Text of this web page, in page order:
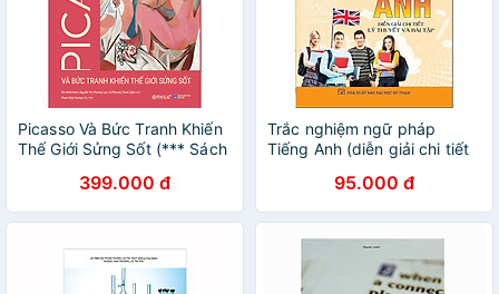
Picasso Và Bức Tranh Khiến
Thế Giới Sửng Sốt (*** Sách
399.000 đ
Trắc nghiệm ngữ pháp
Tiếng Anh (diễn giải chi tiết
95.000 đ